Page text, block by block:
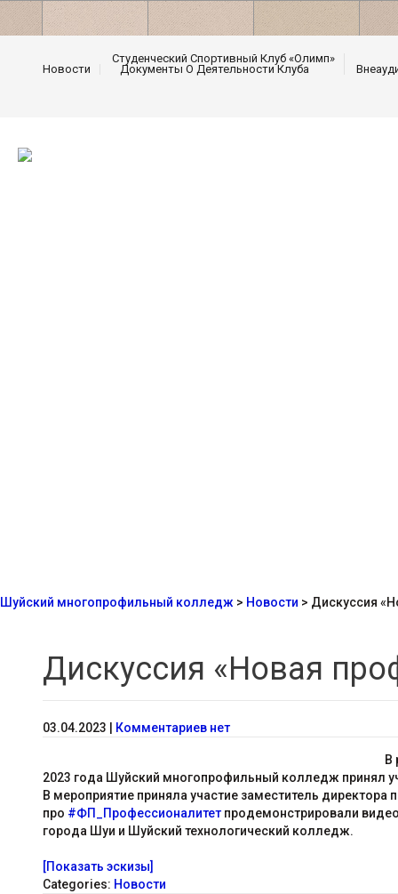
Новости
Студенческий Спортивный Клуб «Олимп»
Документы О Деятельности Клуба
Шуйский многопрофильный колледж > Новости > Дискуссия
Дискуссия «Новая
03.04.2023 Комментариев нет
В
2023 года Шуйский многопрофильный колледж принял
В мероприятие приняла участие заместитель
про #ФП_Профессионалитетпродемонстрировали
города Шуи и Шуйский технологический колледж.
[Показать эскизы]
Categories: Новости